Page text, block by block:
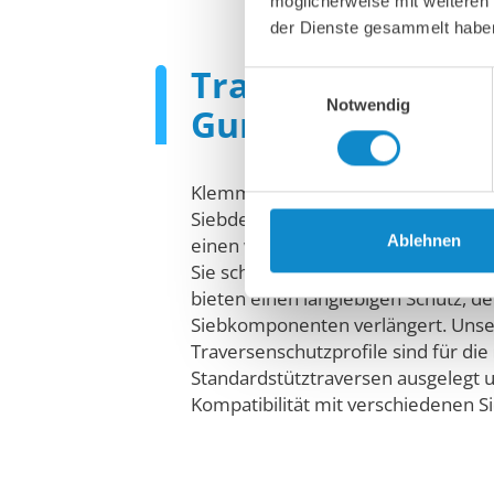
der Dienste gesammelt
Einwilligungsauswahl
Notwendig
Ablehnen
Gummi
Klemmprofile sind für die
Siebdeck mit gespannten Sieben
einen wesentlichen Schutz gegen
Sie schützen die Stahlkonstruktion
bieten einen langlebigen Schutz,
Siebkomponenten verlängert.
Traversenschutzprofile sind für
Standardstütztraversen ausgelegt
Kompatibilität mit verschiedenen